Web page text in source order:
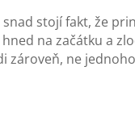
stojí fakt, že
na začátku a
zároveň, ne